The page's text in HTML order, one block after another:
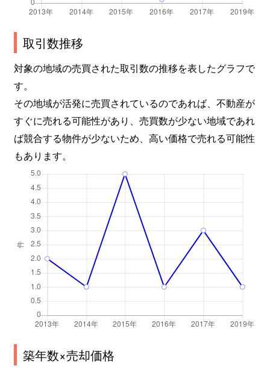
取引数推移
対象の地域の売買された取引数の推移を表したグラフで
す。
その地域が活発に売買されているのであれば、不動産が
すぐに売れる可能性があり、売買数が少ない地域であれ
ば競合する物件が少ないため、高い価格で売れる可能性
もあります。
築年数×売却価格